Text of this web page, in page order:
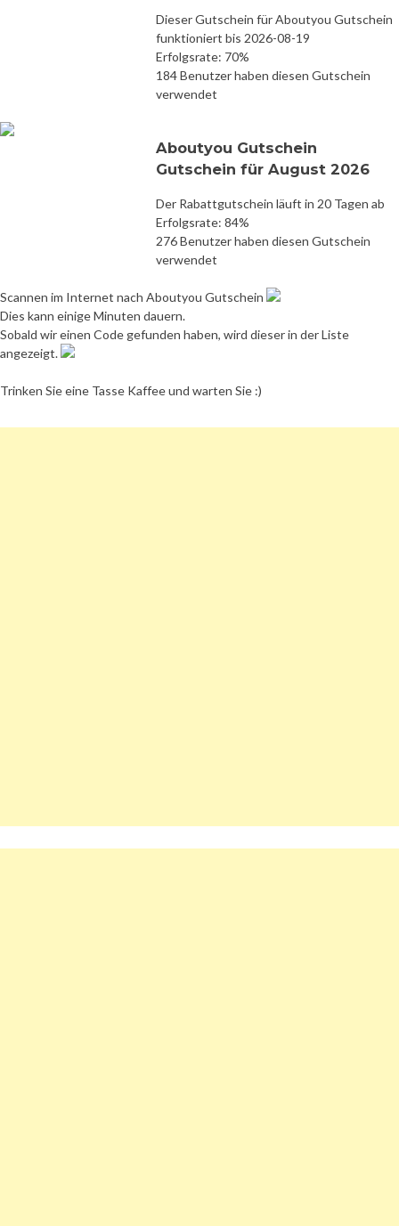
Dieser Gutschein für Aboutyou Gutschein
funktioniert bis 2026-08-19
Erfolgsrate: 70%
184 Benutzer haben diesen Gutschein
verwendet
Aboutyou Gutschein
Gutschein für August 2026
Der Rabattgutschein läuft in 20 Tagen ab
Erfolgsrate: 84%
276 Benutzer haben diesen Gutschein
verwendet
Scannen im Internet nach Aboutyou Gutschein
Dies kann einige Minuten dauern.
Sobald wir einen Code gefunden haben, wird dieser in der Liste
angezeigt.
Trinken Sie eine Tasse Kaffee und warten Sie :)